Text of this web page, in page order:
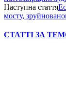
Наступна стаття
мосту,
СТАТТІ ЗА